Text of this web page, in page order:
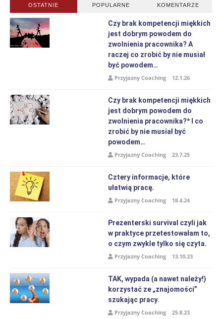
OSTATNIE POPULARNE KOMENTARZE
Czy brak kompetencji miękkich
jest dobrym powodem do
zwolnienia pracownika? A
raczej co zrobić by nie musiał
być powodem…
Przyjazny Coaching 12.1.26
Czy brak kompetencji miękkich
jest dobrym powodem do
zwolnienia pracownika?* I co
zrobić by nie musiał być
powodem…
Przyjazny Coaching 23.7.25
Cztery informacje, które
ułatwią pracę.
Przyjazny Coaching 18.4.24
Prezenterski survival czyli jak
w praktyce przetestowałam to,
o czym zwykle tylko się czyta.
Przyjazny Coaching 13.10.23
TAK, wypada (a nawet należy!)
korzystać ze „znajomości”
szukając pracy.
Przyjazny Coaching 25.8.23